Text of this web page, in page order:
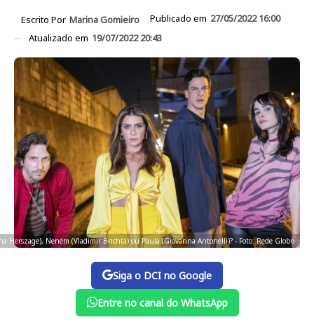
Escrito Por Marina Gomieiro Publicado em 27/05/2022 16:00
Atualizado em 19/07/2022 20:43
Neném (Vladimir Brichta) ou Paula (Giovanna Antonelli)? - Foto: Rede Globo
Siga o DCI no Google
Entre no canal do WhatsApp